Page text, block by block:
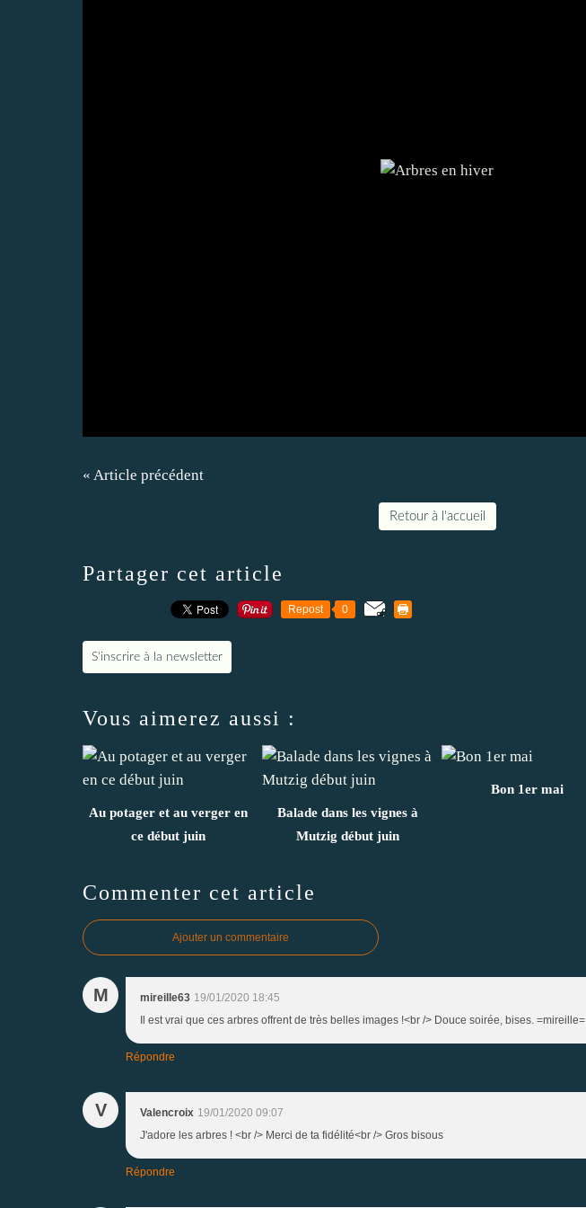
« Article précédent
Retour à l'accueil
Partager cet article
Repost 0
S'inscrire à la newsletter
Vous aimerez aussi :
Au potager et au verger en
ce début juin
Balade dans les vignes à
Mutzig début juin
Bon 1er mai
Commenter cet article
Ajouter un commentaire
M mireille63 19/01/2020 18:45
Il est vrai que ces arbres offrent de très belles images !<br /> Douce soirée, bises. =mireille=
Répondre
V Valencroix 19/01/2020 09:07
J'adore les arbres ! <br /> Merci de ta fidélité<br /> Gros bisous
Répondre